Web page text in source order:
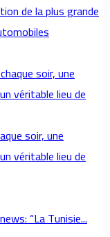
de la plus grande
soir, une
véritable lieu de